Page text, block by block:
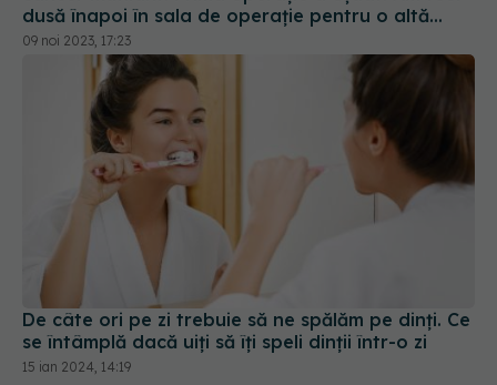
De câte ori pe zi trebuie să ne spălăm pe dinți. Ce
se întâmplă dacă uiți să îți speli dinții într-o zi
15 ian 2024, 14:19